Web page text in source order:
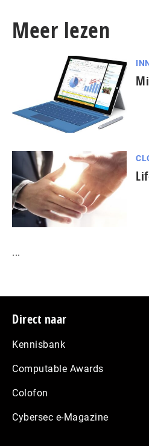
Meer lezen
...
Footer
Direct naar
Kennisbank
Computable Awards
Colofon
Cybersec e-Magazine